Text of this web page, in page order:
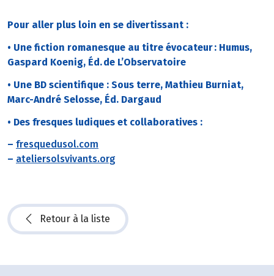
Pour aller plus loin en se divertissant :
• Une fiction romanesque au titre évocateur : Humus,
Gaspard Koenig, Éd. de L’Observatoire
• Une BD scientifique : Sous terre, Mathieu Burniat,
Marc-André Selosse, Éd. Dargaud
• Des fresques ludiques et collaboratives :
– fresquedusol.com
– ateliersolsvivants.org
Retour à la liste